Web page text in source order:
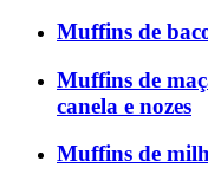
Muffins de
Muffins de
canela e nozes
Muffins de